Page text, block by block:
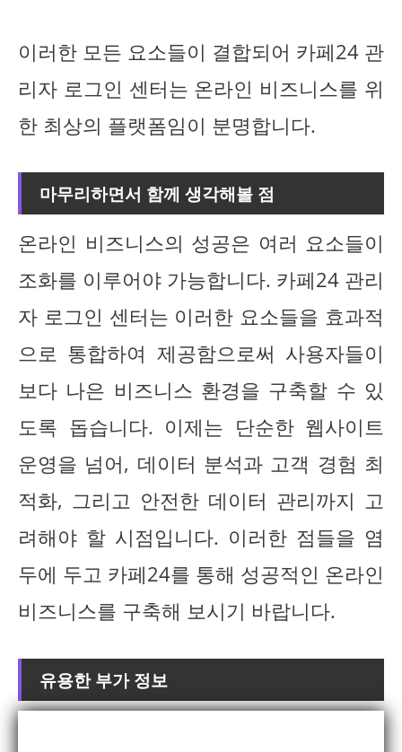
이러한 모든 요소들이 결합되어 카페24 관
리자 로그인 센터는 온라인 비즈니스를 위
한 최상의 플랫폼임이 분명합니다.
마무리하면서 함께 생각해볼 점
온라인 비즈니스의 성공은 여러 요소들이
조화를 이루어야 가능합니다. 카페24 관리
자 로그인 센터는 이러한 요소들을 효과적
으로 통합하여 제공함으로써 사용자들이
보다 나은 비즈니스 환경을 구축할 수 있
도록 돕습니다. 이제는 단순한 웹사이트
운영을 넘어, 데이터 분석과 고객 경험 최
적화, 그리고 안전한 데이터 관리까지 고
려해야 할 시점입니다. 이러한 점들을 염
두에 두고 카페24를 통해 성공적인 온라인
비즈니스를 구축해 보시기 바랍니다.
유용한 부가 정보